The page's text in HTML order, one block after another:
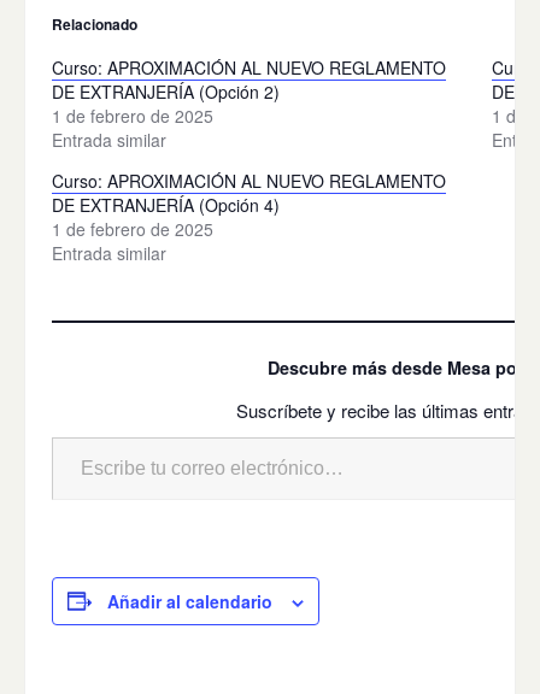
Relacionado
Curso: APROXIMACIÓN AL NUEVO REGLAMENTO
DE EXTRANJERÍA (Opción 2)
1 de febrero de 2025
Entrada similar
DE
1 de
Curso: APROXIMACIÓN AL NUEVO REGLAMENTO
DE EXTRANJERÍA (Opción 4)
1 de febrero de 2025
Entrada similar
Descubre más desde Mesa por
Suscríbete y recibe las últimas
Añadir al calendario